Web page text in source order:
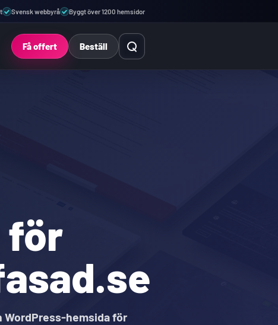
Svensk webbyrå Byggt över 1200 hemsidor
Få offert Beställ Öppna sök
för
WordPress-hemsida för